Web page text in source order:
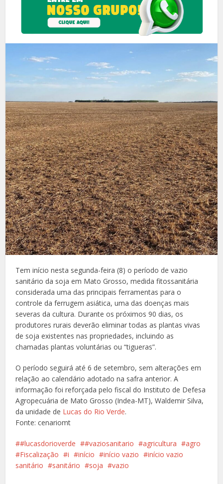
Tem início nesta segunda-feira (8) o período de vazio
sanitário da soja em Mato Grosso, medida fitossanitária
considerada uma das principais ferramentas para o
controle da ferrugem asiática, uma das doenças mais
severas da cultura. Durante os próximos 90 dias, os
produtores rurais deverão eliminar todas as plantas vivas
de soja existentes nas propriedades, incluindo as
chamadas plantas voluntárias ou “tigueras”.
O período seguirá até 6 de setembro, sem alterações em
relação ao calendário adotado na safra anterior. A
informação foi reforçada pelo fiscal do Instituto de Defesa
Agropecuária de Mato Grosso (Indea-MT), Waldemir Silva,
da unidade de Lucas do Rio Verde.
Fonte: cenariomt
#lucasdorioverde #vaziosanitario agricultura
agro
Fiscalização
i início início vazio
início vazio
sanitário
sanitário soja vazio